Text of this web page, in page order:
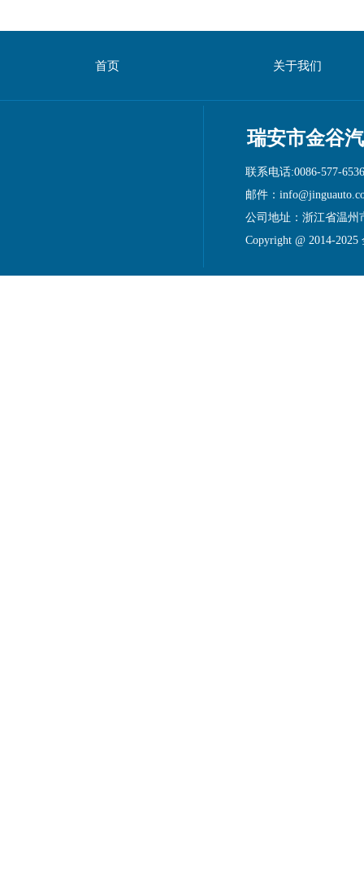
联系电话:0086-577-
邮件：
公司地址：浙江省温
Copyright @ 2014-
首页 关于我们
瑞安市金谷